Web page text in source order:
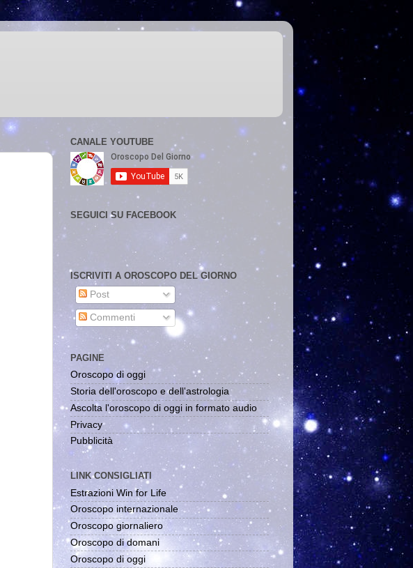
CANALE YOUTUBE
SEGUICI SU FACEBOOK
ISCRIVITI A OROSCOPO DEL GIORNO
Post
Commenti
PAGINE
Oroscopo di oggi
Storia dell'oroscopo e dell'astrologia
Ascolta l'oroscopo di oggi in formato audio
Privacy
Pubblicità
LINK CONSIGLIATI
Estrazioni Win for Life
Oroscopo internazionale
Oroscopo giornaliero
Oroscopo di domani
Oroscopo di oggi